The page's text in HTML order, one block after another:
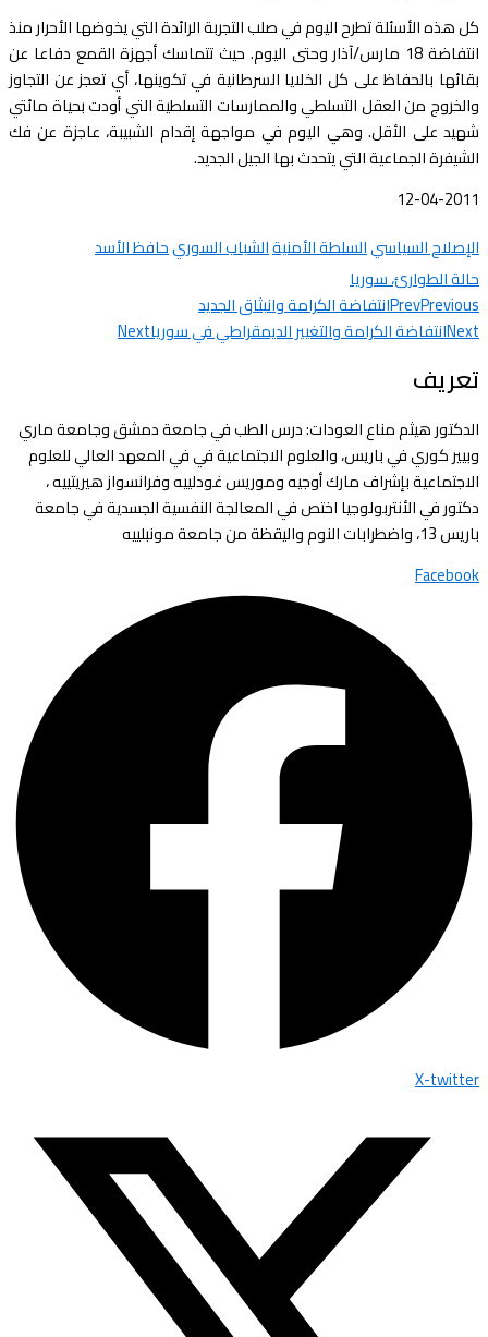
كل هذه الأسئلة تطرح اليوم في صلب التجربة الرائدة التي يخوضها الأحرار منذ
انتفاضة 18 مارس/آذار وحتى اليوم. حيث تتماسك أجهزة القمع دفاعا عن
بقائها بالحفاظ على كل الخلايا السرطانية في تكوينها، أي تعجز عن التجاوز
والخروج من العقل التسلطي والممارسات التسلطية التي أودت بحياة مائتي
شهيد على الأقل. وهي اليوم في مواجهة إقدام الشبيبة، عاجزة عن فك
الشيفرة الجماعية التي يتحدث بها الجيل الجديد.
12-04-2011
الإصلاح السياسيالسلطة الأمنيةالشباب السوريحافظ الأسد
حالة الطوارئ، سوريا
PrevPrevious
انتفاضة الكرامة وانبثاق الجديد
Nextانتفاضة الكرامة والتغيير الديمقراطي في سورياNext
تعريف
الدكتور هيثم مناع العودات: درس الطب في جامعة دمشق وجامعة ماري
وبيير كوري في باريس، والعلوم الاجتماعية في في المعهد العالي للعلوم
الاجتماعية بإشراف مارك أوجيه وموريس غودلييه وفرانسواز هيريتييه ،
دكتور في الأنتربولوجيا اختص في المعالجة النفسية الجسدية في جامعة
باريس 13، واضطرابات النوم واليقظة من جامعة مونبلييه
Facebook
X-twitter